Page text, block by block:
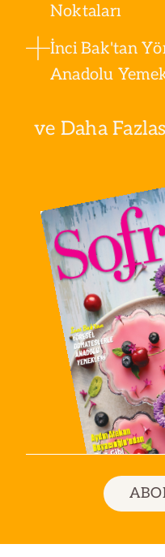
Noktaları
İnci Bak'tan
Anadolu
ve Daha